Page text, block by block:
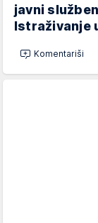
javni
Istraživanje
Komentariši